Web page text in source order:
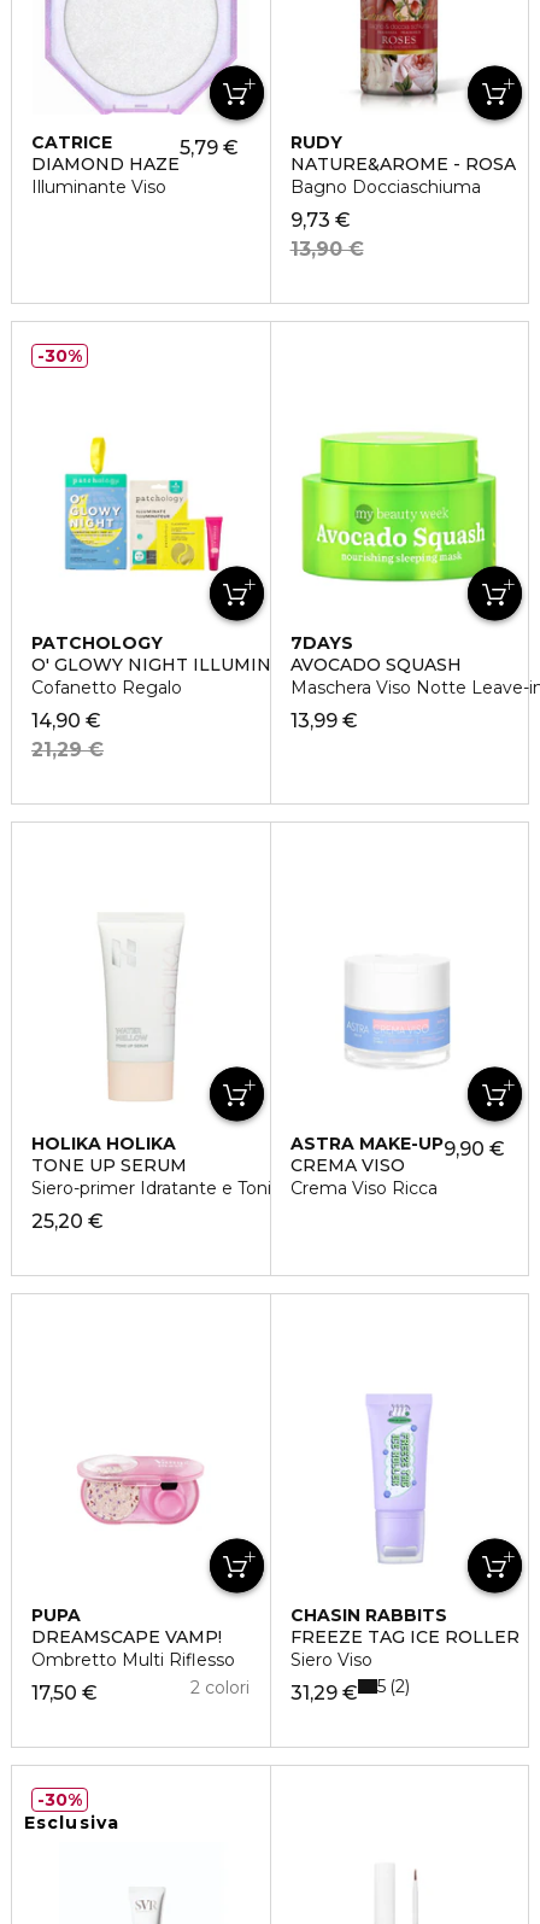
CATRICE
DIAMOND HAZE
Illuminante Viso
5,79 €
RUDY
NATURE&AROME - ROSA
Bagno Docciaschiuma
9,73 €
13,90 €
PATCHOLOGY
O' GLOWY NIGHT ILLUMINATING PARTY
Cofanetto Regalo
14,90 €
21,29 €
30%
7DAYS
AVOCADO SQUASH
Maschera Viso Notte Leave-
13,99 €
HOLIKA HOLIKA
TONE UP SERUM
Siero-primer Idratante e Tonificante
25,20 €
ASTRA MAKE-UP
CREMA VISO
Crema Viso Ricca
9,90 €
PUPA
DREAMSCAPE VAMP!
Ombretto Multi Riflesso
17,50 € 2 colori
CHASIN RABBITS
FREEZE TAG ICE ROLLER
Siero Viso
31,29 € 5 2
Esclusiva
30%